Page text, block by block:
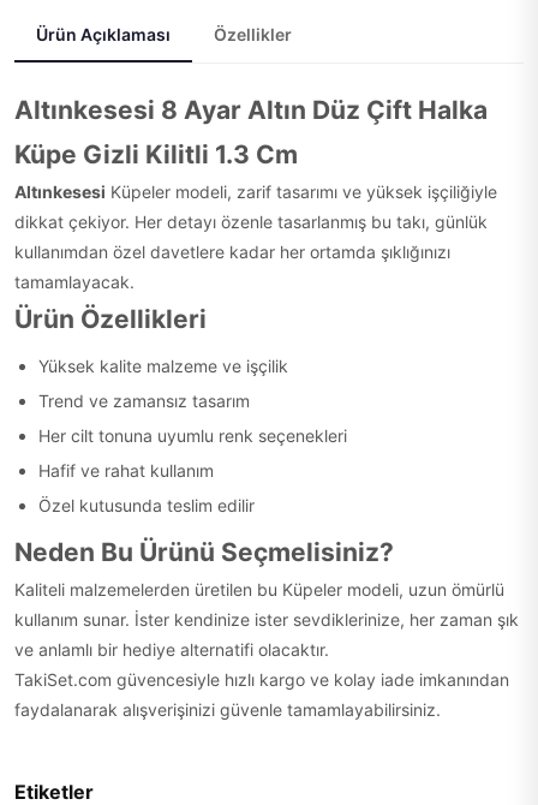
Ürün Açıklaması Özellikler
Altınkesesi 8 Ayar Altın Düz Çift Halka
Küpe Gizli Kilitli 1.3 Cm
Altınkesesi Küpeler modeli, zarif tasarımı ve yüksek işçiliğiyle
dikkat çekiyor. Her detayı özenle tasarlanmış bu takı, günlük
kullanımdan özel davetlere kadar her ortamda şıklığınızı
tamamlayacak.
Ürün Özellikleri
Yüksek kalite malzeme ve işçilik
Trend ve zamansız tasarım
Her cilt tonuna uyumlu renk seçenekleri
Hafif ve rahat kullanım
Özel kutusunda teslim edilir
Neden Bu Ürünü Seçmelisiniz?
Kaliteli malzemelerden üretilen bu Küpeler modeli, uzun ömürlü
kullanım sunar. İster kendinize ister sevdiklerinize, her zaman şık
ve anlamlı bir hediye alternatifi olacaktır.
TakiSet.com güvencesiyle hızlı kargo ve kolay iade imkanından
faydalanarak alışverişinizi güvenle tamamlayabilirsiniz.
Etiketler